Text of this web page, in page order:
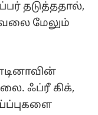
தடுத்ததால்,
மேலும்
ஃப்ரீ கிக்,